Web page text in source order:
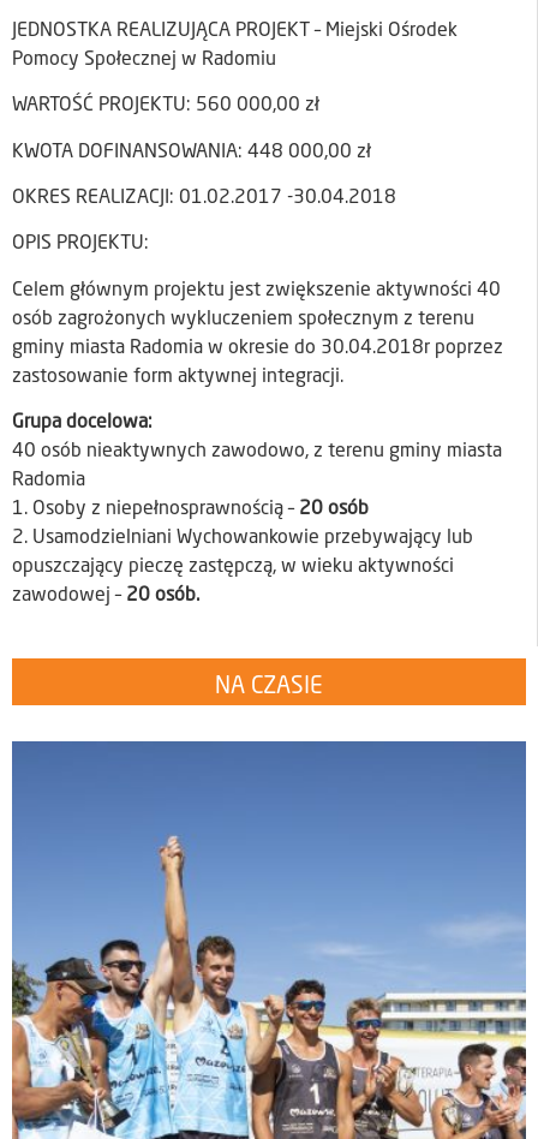
JEDNOSTKA REALIZUJĄCA PROJEKT – Miejski Ośrodek
Pomocy Społecznej w Radomiu
WARTOŚĆ PROJEKTU: 560 000,00 zł
KWOTA DOFINANSOWANIA: 448 000,00 zł
OKRES REALIZACJI: 01.02.2017 -30.04.2018
OPIS PROJEKTU:
Celem głównym projektu jest zwiększenie aktywności 40
osób zagrożonych wykluczeniem społecznym z terenu
gminy miasta Radomia w okresie do 30.04.2018r poprzez
zastosowanie form aktywnej integracji.
Grupa docelowa:
40 osób nieaktywnych zawodowo, z terenu gminy miasta
Radomia
1. Osoby z niepełnosprawnością – 20 osób
2. Usamodzielniani Wychowankowie przebywający lub
opuszczający pieczę zastępczą, w wieku aktywności
zawodowej – 20 osób.
NA CZASIE